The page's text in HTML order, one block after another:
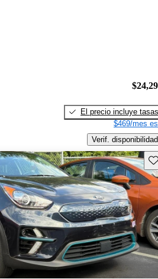
El precio incluye tasas
$469/mes
Verif. disponibilidad